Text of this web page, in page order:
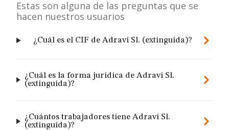
Estas son alguna de las preguntas que se
hacen nuestros usuarios
¿Cuál es el CIF de Adravi Sl. (extinguida)?
¿Cuál es la forma jurídica de Adravi Sl.
(extinguida)?
¿Cuántos trabajadores tiene Adravi Sl.
(extinguida)?